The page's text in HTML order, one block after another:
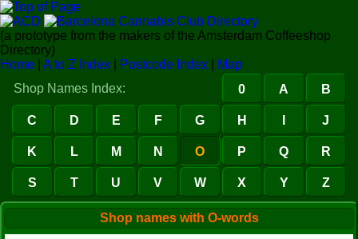
(a prototype from the makers of the Amsterdam Coffeeshop
Directory)
Home
A to Z Index Postcode Index
Map
Shop Names Index:
0 A B
C D E F G H J
K L M N O P Q R
S T U V W X Y Z
Shop names with O-words